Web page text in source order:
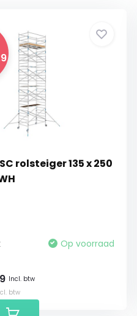
rolsteiger 135 x 250
Op voorraad
Incl. btw
btw